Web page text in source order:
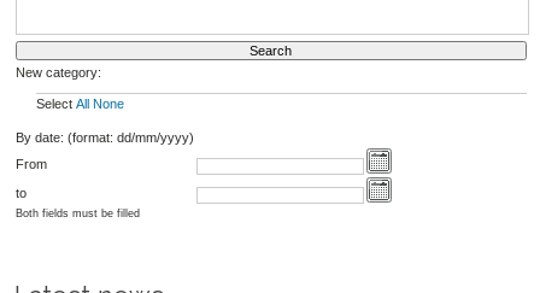
New category:
Select All None
By date: (format: dd/mm/yyyy)
From
to
Both fields must be filled